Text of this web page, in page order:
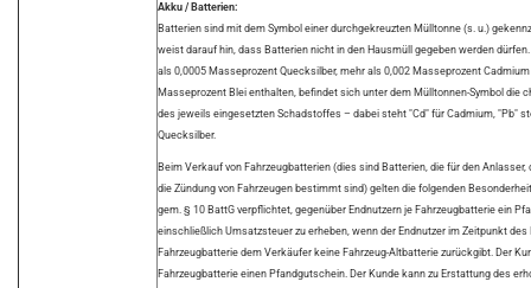
Akku / Batterien:
Batterien sind mit dem Symbol einer durchgekreuzten Mülltonne (s. u.)
weist darauf hin, dass Batterien nicht in den Hausmüll gegeben werden
als 0,0005 Masseprozent Quecksilber, mehr als 0,002 Masseprozent
Masseprozent Blei enthalten, befindet sich unter dem Mülltonnen-Symbol die
des jeweils eingesetzten Schadstoffes – dabei steht "Cd" für Cadmium, "Pb"
Quecksilber.
Beim Verkauf von Fahrzeugbatterien (dies sind Batterien, die für den Anlasser,
die Zündung von Fahrzeugen bestimmt sind) gelten die folgenden
gem. § 10 BattG verpflichtet, gegenüber Endnutzern je Fahrzeugbatterie ein
einschließlich Umsatzsteuer zu erheben, wenn der Endnutzer im Zeitpunkt des
Fahrzeugbatterie dem Verkäufer keine Fahrzeug-Altbatterie zurückgibt. Der
Fahrzeugbatterie einen Pfandgutschein. Der Kunde kann zu Erstattung des